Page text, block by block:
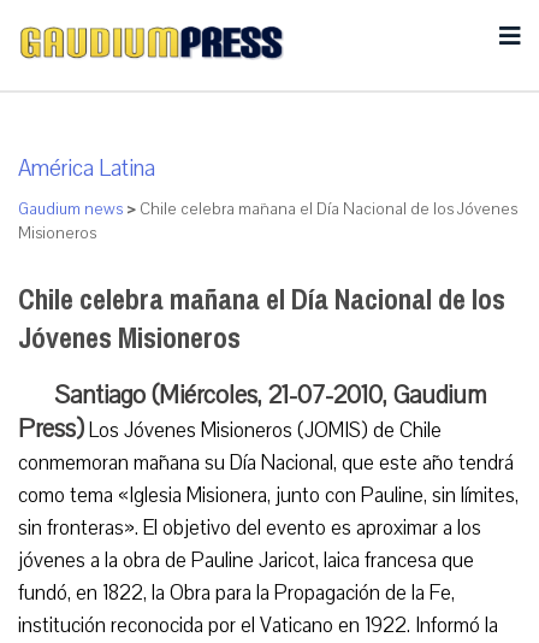
América Latina
Gaudium news > Chile celebra mañana el Día Nacional de los Jóvenes
Misioneros
Chile celebra mañana el Día Nacional de los
Jóvenes Misioneros
Santiago (Miércoles, 21-07-2010, Gaudium
Press)Los Jóvenes Misioneros (JOMIS) de Chile
conmemoran mañana su Día Nacional, que este año tendrá
como tema «Iglesia Misionera, junto con Pauline, sin límites,
sin fronteras». El objetivo del evento es aproximar a los
jóvenes a la obra de Pauline Jaricot, laica francesa que
fundó, en 1822, la Obra para la Propagación de la Fe,
institución reconocida por el Vaticano en 1922. Informó la